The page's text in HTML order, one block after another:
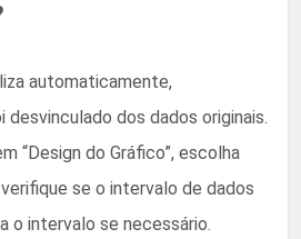
automaticamente,
dos dados originais.
“Design do Gráfico”, escolha
se o intervalo de dados
o intervalo se necessário.